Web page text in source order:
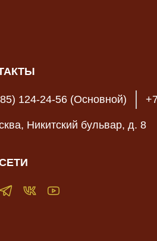
124-24-56 (Основной)
Никитский бульвар, д. 8